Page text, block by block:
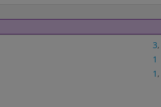
3,
1
1 ,